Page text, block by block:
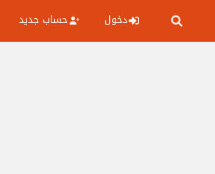
دخول حساب جديد